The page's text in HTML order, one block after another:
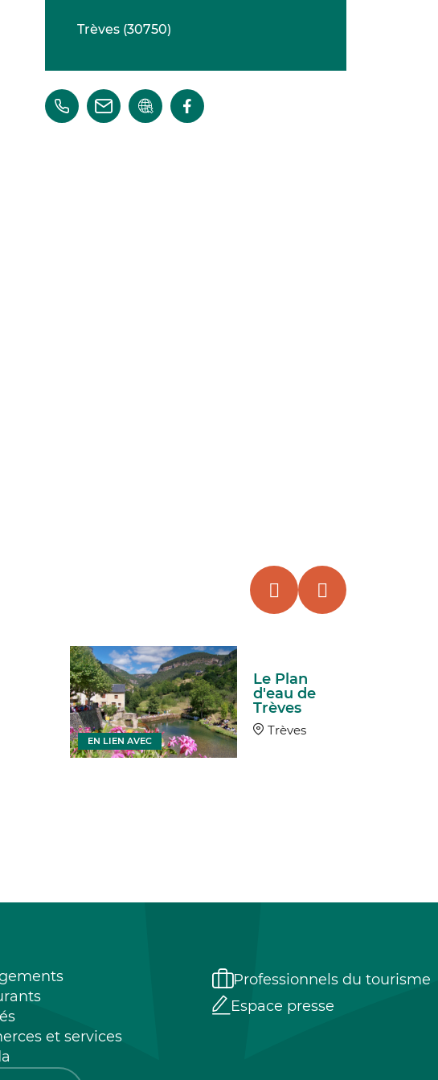
Trèves (30750)
Le Plan
d'eau de
Trèves
Trèves
EN LIEN AVEC
et services
Professionnels du tourisme
Espace presse